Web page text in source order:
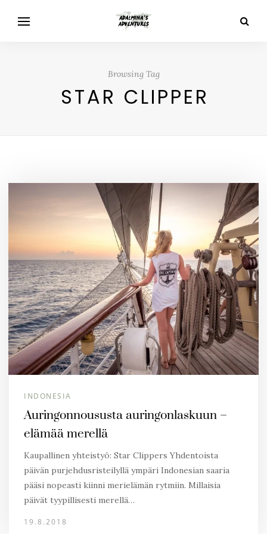
Browsing Tag
STAR CLIPPER
INDONESIA
Auringonnoususta auringonlaskuun –
elämää merellä
Kaupallinen yhteistyö: Star Clippers Yhdentoista
päivän purjehdusristeilyllä ympäri Indonesian saaria
pääsi nopeasti kiinni merielämän rytmiin. Millaisia
päivät tyypillisesti merellä…
19.8.2018